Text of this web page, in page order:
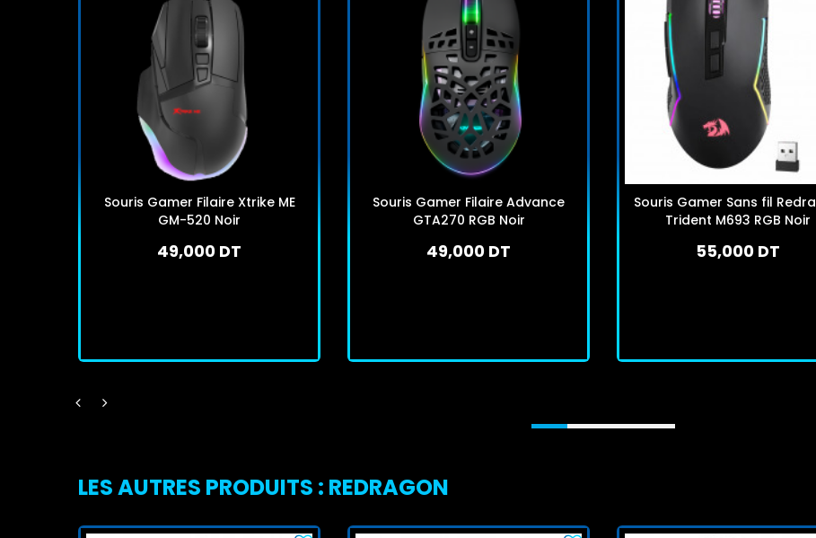
Souris Gamer Filaire Xtrike ME
GM-520 Noir
49,000 DT
Souris Gamer Filaire Advance
GTA270 RGB Noir
49,000 DT
Souris Gamer Sans fil
Trident M693 RGB Noir
55,000 DT
LES AUTRES PRODUITS : REDRAGON